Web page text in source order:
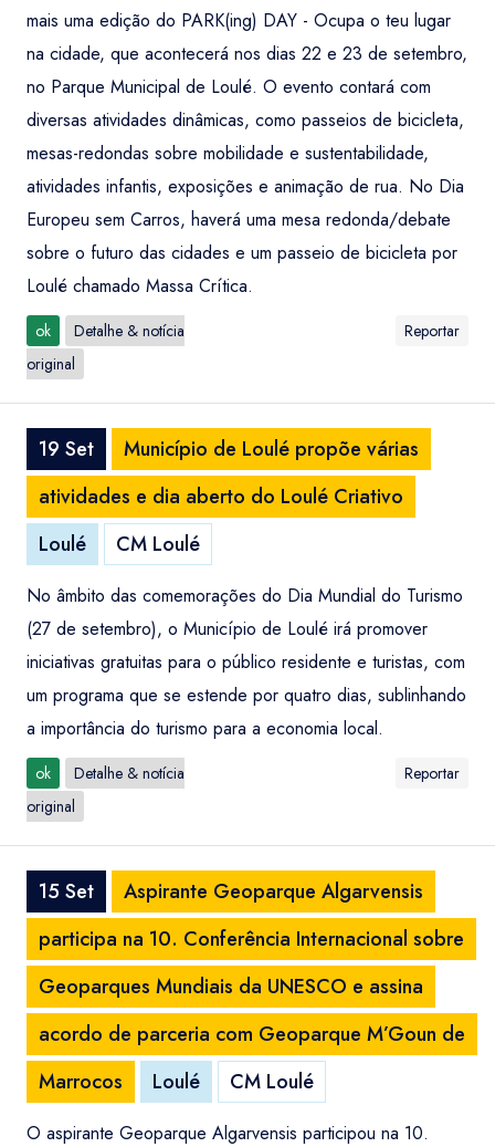
mais uma edição do PARK(ing) DAY - Ocupa o teu lugar
na cidade, que acontecerá nos dias 22 e 23 de setembro,
no Parque Municipal de Loulé. O evento contará com
diversas atividades dinâmicas, como passeios de bicicleta,
mesas-redondas sobre mobilidade e sustentabilidade,
atividades infantis, exposições e animação de rua. No Dia
Europeu sem Carros, haverá uma mesa redonda/debate
sobre o futuro das cidades e um passeio de bicicleta por
Loulé chamado Massa Crítica.
ok
Detalhe & notícia
original
Reportar
19 Set
Município de Loulé propõe várias
atividades e dia aberto do Loulé Criativo
Loulé
CM Loulé
No âmbito das comemorações do Dia Mundial do Turismo
(27 de setembro), o Município de Loulé irá promover
iniciativas gratuitas para o público residente e turistas, com
um programa que se estende por quatro dias, sublinhando
a importância do turismo para a economia local.
ok
Detalhe & notícia
original
Reportar
15 Set
Aspirante Geoparque Algarvensis
participa na 10. Conferência Internacional sobre
Geoparques Mundiais da UNESCO e assina
acordo de parceria com Geoparque M’Goun de
Marrocos
Loulé CM Loulé
O aspirante Geoparque Algarvensis participou na 10.